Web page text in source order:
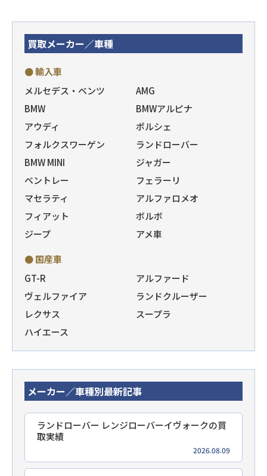
買取メーカー／車種
● 輸入車
メルセデス・ベンツ
AMG
BMW
BMWアルピナ
アウディ
ポルシェ
フォルクスワーゲン
ランドローバー
BMW MINI
ジャガー
ベントレー
フェラーリ
マセラティ
アルファロメオ
フィアット
ボルボ
ジープ
アメ車
● 国産車
GT-R
アルファード
ヴェルファイア
ランドクルーザー
レクサス
スープラ
ハイエース
メーカー／車種別最新記事
ランドローバー レンジローバーイヴォークの買
取実績
2026.08.09